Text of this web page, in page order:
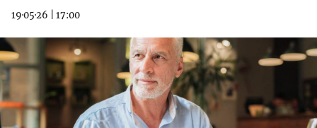
19·05·26 17:00